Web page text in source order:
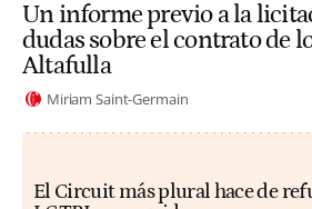
Un informe previo a la
dudas sobre el contrato de
Altafulla
Miriam Saint-Germain
El Circuit más plural hace de